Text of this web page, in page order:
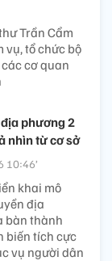
Trần Cẩm
vụ, tổ chức bộ
cơ quan
phương 2
nhìn từ cơ sở
10:46’
khai mô
địa
bàn thành
biến tích cực
vụ người dân